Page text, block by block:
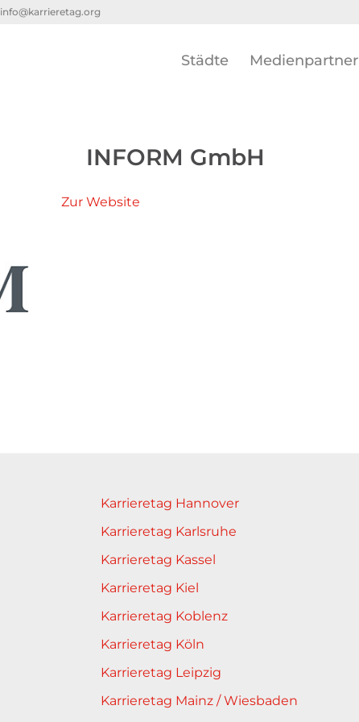
info@karrieretag.org
Städte Medienpartner
INFORM GmbH
Zur Website
Karrieretag Hannover
Karrieretag Karlsruhe
Karrieretag Kassel
Karrieretag Kiel
Karrieretag Koblenz
Karrieretag Köln
Karrieretag Leipzig
Karrieretag Mainz / Wiesbaden